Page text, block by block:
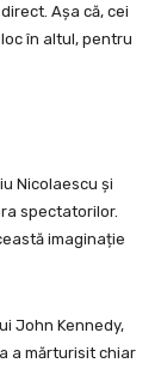
Așa că, cei
în altul, pentru
Nicolaescu și
spectatorilor.
imaginație
John Kennedy,
a mărturisit chiar